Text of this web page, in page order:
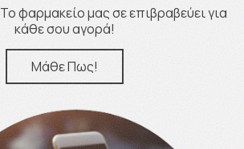
Το φαρμακείο μας σε επιβραβεύει για
κάθε σου αγορά!
Μάθε Πως!